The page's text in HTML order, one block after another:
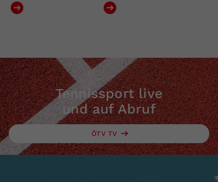
Tennissport live
und auf Abruf
ÖTV TV